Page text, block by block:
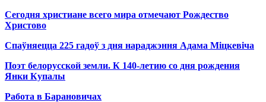
Сегодня христиане всего мира отмечают Рождество
Христово
Спаўняецца 225 гадоў з дня нараджэння Адама Міцкевіча
Поэт белорусской земли. К 140-летию со дня рождения
Янки Купалы
Работа в Барановичах